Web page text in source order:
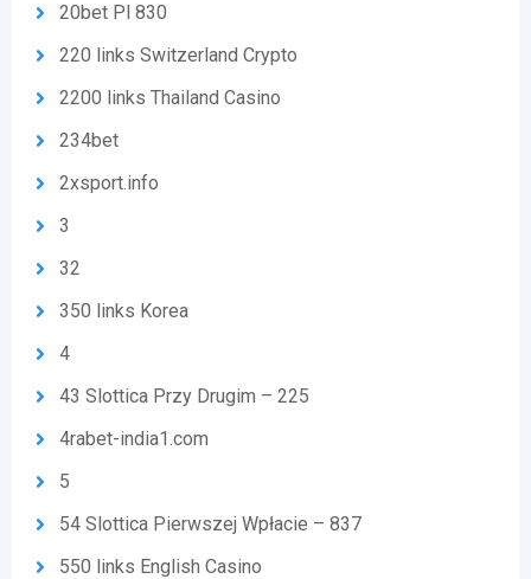
20bet Pl 830
220 links Switzerland Crypto
2200 links Thailand Casino
234bet
2xsport.info
3
32
350 links Korea
4
43 Slottica Przy Drugim – 225
4rabet-india1.com
5
54 Slottica Pierwszej Wpłacie – 837
550 links English Casino